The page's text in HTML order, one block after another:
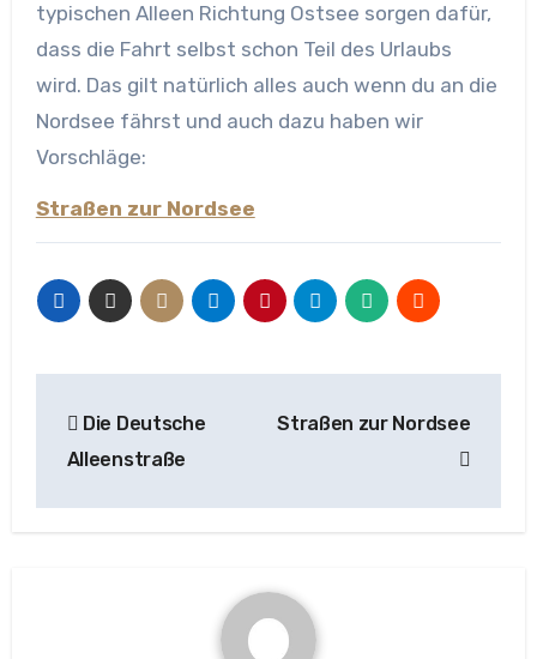
typischen Alleen Richtung Ostsee sorgen dafür,
dass die Fahrt selbst schon Teil des Urlaubs
wird. Das gilt natürlich alles auch wenn du an die
Nordsee fährst und auch dazu haben wir
Vorschläge:
Straßen zur Nordsee
Die Deutsche
Alleenstraße
Straßen zur Nordsee